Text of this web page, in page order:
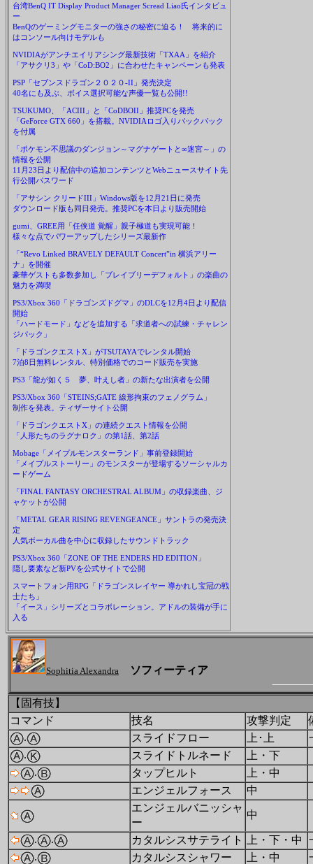
台湾BenQ IT Display Product Manager Scread Liao氏インタビュ
ー
BenQのゲーミングモニターの強さの秘密に迫る！ 将来的に
はコンソール向けモデルも
NVIDIAがアンチエイリアシング最新技術「TXAA」を紹介
「アサクリ3」や「CoD:BO2」に合わせたキャンペーンも発表
PSP「セブンスドラゴン２０２０-II」発売決定
40名にも及ぶ、ボイス選択可能な声優一覧も公開!!
TSUKUMO、「ACIII」と「CoDBOII」推奨PCを発売
「GeForce GTX 660」を搭載。NVIDIAロゴ入りバックパック
を付属
「ポケモン不思議のダンジョン～マグナゲートと∞迷宮～」の
情報を公開
11月23日より配信中の追加コンテンツとWebニュースサイト先
行公開パスワード
「アサシン クリードIII」Windows版を12月21日に発売
ダウンロード版も同日発売。推奨PCを本日より販売開始
gumi、GREE用「任侠道 覚醒」親子極道も実現可能！
様々な点でパワーアップしたシリーズ最新作
「“Revo Linked BRAVELY DEFAULT Concert”in 横浜アリー
ナ」を開催
豪華ゲストも多数参加し「ブレイブリーデフォルト」の楽曲の
魅力を満喫
PS3/Xbox 360「ドラゴンズドグマ」のDLCを12月4日より配信
開始
「ハードモード」などを追加する「求道者への試練・チャレン
ジパック」
「ドラゴンクエストX」がTSUTAYAでレンタル開始
7泊8日無料レンタル、特別価格でのコード販売を実施
PS3「龍が如く５ 夢、叶えし者」の新たな出演者を公開
PS3/Xbox 360「STEINS;GATE 線形拘束のフェノグラム」
制作を発表。ティザーサイト公開
「ドラゴンクエストX」の連続クエスト情報を公開
「人形たちのラグナロク」の第1話、第2話
Mobage「メイプルモンスターランド」事前登録開始
「メイプルストーリー」のモンスターが登場するソーシャルカ
ードゲーム
「FINAL FANTASY ORCHESTRAL ALBUM」の収録楽曲、ジ
ャケットが公開
「METAL GEAR RISING REVENGEANCE」サントラの発売決
定
人気ボーカル曲を中心に収録したサウンドトラック
PS3/Xbox 360「ZONE OF THE ENDERS HD EDITION」
隠し要素など新PVを公式サイトで公開
スマートフォン用RPG「ドラゴンスレイヤー 導かれし宝冠の戦
士たち」
「イース」シリーズとコラボレーション。アドルの装備が手に
入る
Sophitia Alexandra ソフィーティア
【固有技】
コマンド
技名 攻撃判定
.
スライドフロー 上･上
.
スライドトルネード
上・下
.
タップヒルト
上・中
エンジェルフォース
中
エンジェルバニッシャ
ー
中
. . カタルシスサテライト 上・下・中
.
カタルシスシャワー 上・中